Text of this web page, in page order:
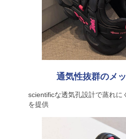
通気性抜群のメ
scientificな透気孔設計で蒸れに
を提供